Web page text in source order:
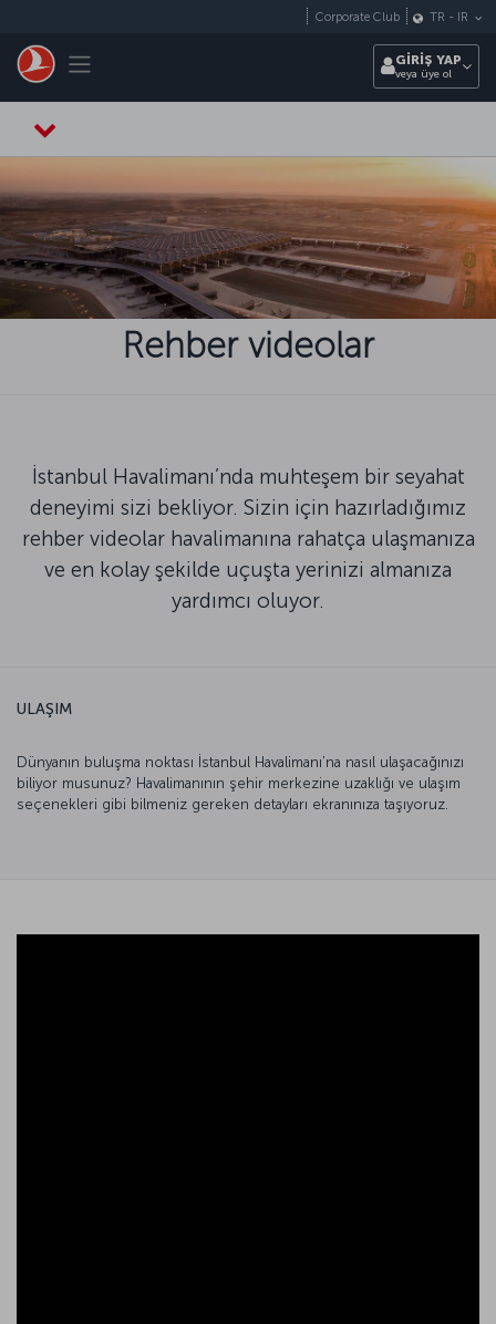
Toggle navigation
Corporate Club TR - IR
GİRİŞ YAP
veya üye ol
Rehber videolar
İstanbul Havalimanı’nda muhteşem bir seyahat
deneyimi sizi bekliyor. Sizin için hazırladığımız
rehber videolar havalimanına rahatça ulaşmanıza
ve en kolay şekilde uçuşta yerinizi almanıza
yardımcı oluyor.
ULAŞIM
Dünyanın buluşma noktası İstanbul Havalimanı’na nasıl ulaşacağınızı
biliyor musunuz? Havalimanının şehir merkezine uzaklığı ve ulaşım
seçenekleri gibi bilmeniz gereken detayları ekranınıza taşıyoruz.